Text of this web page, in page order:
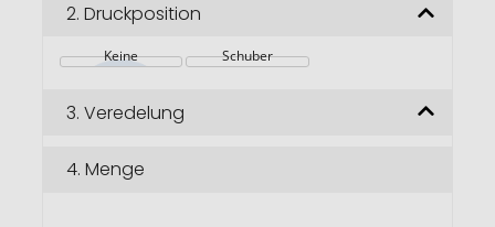
2. Druckposition
Keine Schuber
3. Veredelung
4. Menge